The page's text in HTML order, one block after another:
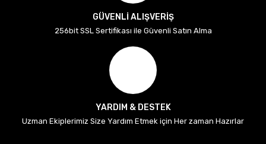
GÜVENLİ ALIŞVERİŞ
256bit SSL Sertifikası ile Güvenli Satın Alma
YARDIM & DESTEK
Uzman Ekiplerimiz Size Yardım Etmek için Her zaman Hazırlar